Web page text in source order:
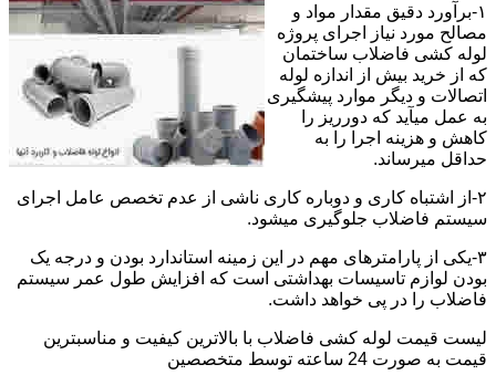
۱-برآورد دقیق مقدار مواد و
مصالح مورد نیاز اجرای پروژه
لوله کشی فاضلاب ساختمان
که از خرید بیش از اندازه لوله
اتصالات و دیگر موارد پیشگیری
به عمل میآید که دورریز را
کاهش و هزینه اجرا را به
حداقل میرساند.
۲-از اشتباه کاری و دوباره کاری ناشی از عدم تخصص عامل اجرای
سیستم فاضلاب جلوگیری میشود.
۳-یکی از پارامترهای مهم در این زمینه استاندارد بودن و درجه یک
بودن لوازم تاسیسات بهداشتی است که افزایش طول عمر سیستم
فاضلاب را در پی خواهد داشت.
لیست قیمت لوله کشی فاضلاب با بالاترین کیفیت و مناسبترین
قیمت به صورت 24 ساعته توسط متخصصین